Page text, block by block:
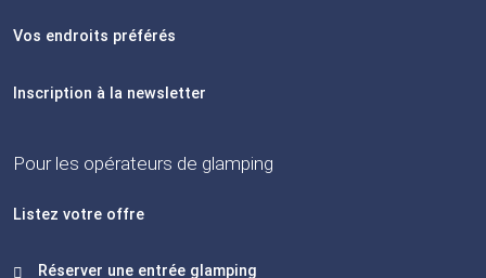
Vos endroits préférés
Inscription à la newsletter
Pour les opérateurs de glamping
Listez votre offre
Réserver une entrée glamping